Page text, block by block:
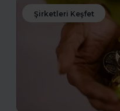
Şirketleri Keşfet